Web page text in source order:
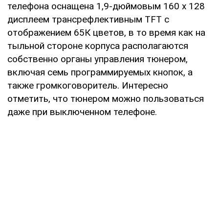
телефона оснащена 1,9-дюймовым 160 х 128
дисплеем трансрефлективным TFT с
отображением 65К цветов, в то время как на
тыльной стороне корпуса располагаются
собственно органы управления тюнером,
включая семь программируемых кнопок, а
также громкоговоритель. Интересно
отметить, что тюнером можно пользоваться
даже при выключенном телефоне.